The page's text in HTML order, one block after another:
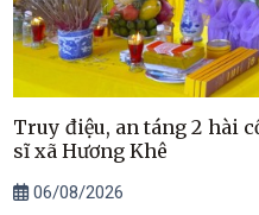
Truy điệu, an táng 2 hài
sĩ xã Hương Khê
06/08/2026